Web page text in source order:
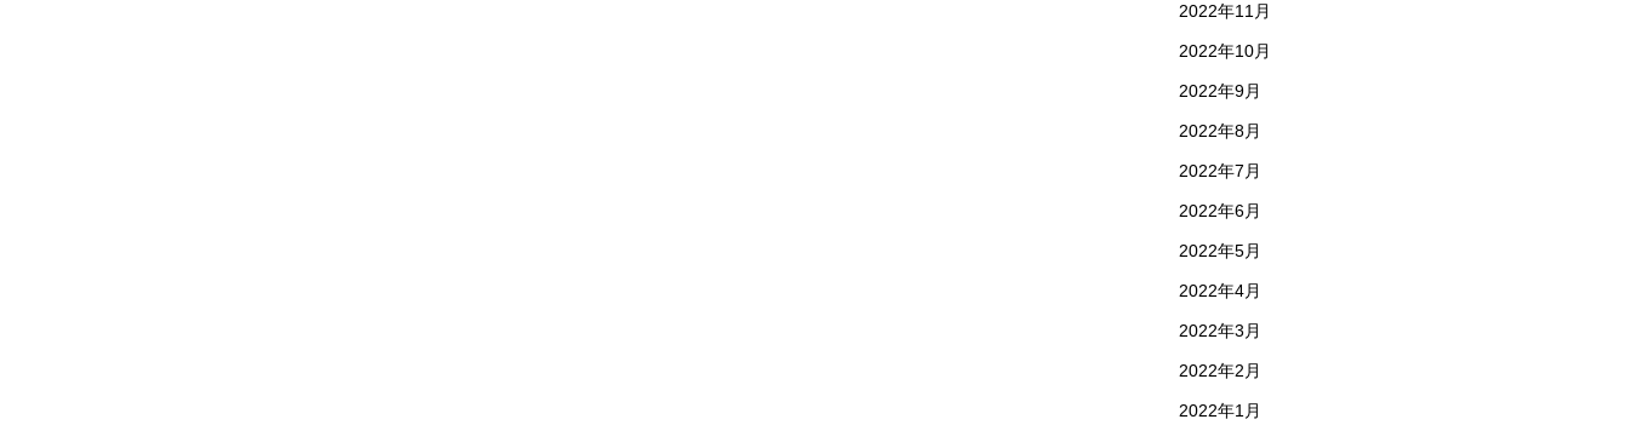
2022年11月
2022年10月
2022年9月
2022年8月
2022年7月
2022年6月
2022年5月
2022年4月
2022年3月
2022年2月
2022年1月